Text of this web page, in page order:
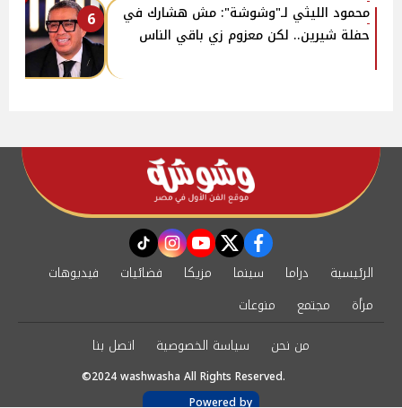
6
محمود الليثي لـ"وشوشة": مش هشارك في
حفلة شيرين.. لكن معزوم زي باقي الناس
facebook
twitter
youtube
instagram
tiktok
الرئيسية دراما سينما مزيكا فضائيات
فيديوهات
مرأة
مجتمع
منوعات
من نحن
سياسة الخصوصية اتصل بنا
©2024 washwasha All Rights Reserved.
Powered by